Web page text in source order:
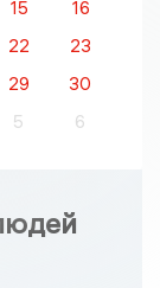
15
16
22
23
29
30
5 6